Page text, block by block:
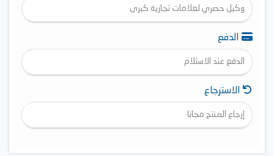
وكيل حصري لعلامات تجارية كبرى
الدفع
الدفع عند الاستلام
الاسترجاع
إرجاع المنتج مجانا